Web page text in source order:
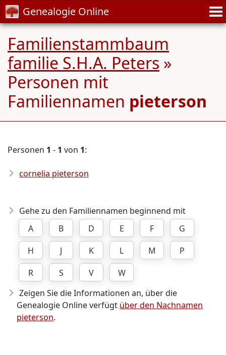
Genealogie Online
Familienstammbaum
familie S.H.A. Peters »
Personen mit
Familiennamen pieterson
Personen 1 - 1 von 1:
cornelia pieterson
Gehe zu den Familiennamen beginnend mit
A
B D E F
G
H
J K L M
P
R
S V
W
Zeigen Sie die Informationen an, über die
Genealogie Online verfügt über den Nachnamen
pieterson.